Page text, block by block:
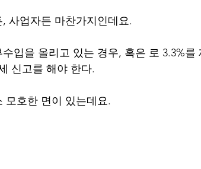
사업자든 마찬가지인데요.
입을 올리고 있는 경우, 혹은 로 3.3%를
신고를 해야 한다.
모호한 면이 있는데요.